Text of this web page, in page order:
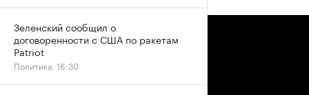
Зеленский сообщил о
договоренности с США по ракетам
Patriot
Политика, 16:30